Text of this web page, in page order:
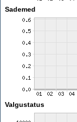
Sademed
Valgustatus